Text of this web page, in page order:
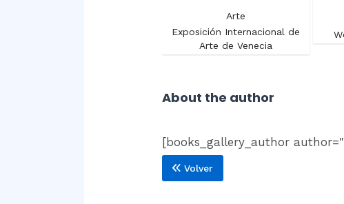
Arte
Exposición Internacional de
Arte de Venecia
About the author
[books_gallery_author
Volver